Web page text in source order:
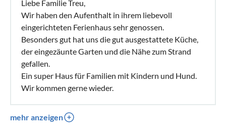
Liebe Familie Treu,
Wir haben den Aufenthalt in ihrem liebevoll
eingerichteten Ferienhaus sehr genossen.
Besonders gut hat uns die gut ausgestattete Küche,
der eingezäunte Garten und die Nähe zum Strand
gefallen.
Ein super Haus für Familien mit Kindern und Hund.
Wir kommen gerne wieder.
mehr anzeigen